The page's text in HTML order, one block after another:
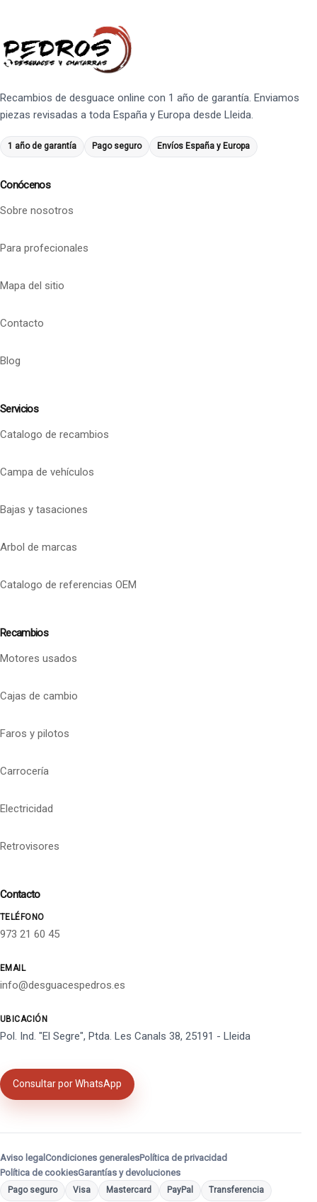
Recambios de desguace online con 1 año de garantía. Enviamos
piezas revisadas a toda España y Europa desde Lleida.
1 año de garantía Pago seguro Envíos España y Europa
Conócenos
Sobre nosotros
Para profecionales
Mapa del sitio
Contacto
Blog
Servicios
Catalogo de recambios
Campa de vehículos
Bajas y tasaciones
Arbol de marcas
Catalogo de referencias OEM
Recambios
Motores usados
Cajas de cambio
Faros y pilotos
Carrocería
Electricidad
Retrovisores
Contacto
TELÉFONO
973 21 60 45
EMAIL
info@desguacespedros.es
UBICACIÓN
Pol. Ind. "El Segre", Ptda. Les Canals 38, 25191 - Lleida
Consultar por WhatsApp
Aviso legalCondiciones generalesPolítica de privacidad
Política de cookiesGarantías y devoluciones
Pago seguro Visa Mastercard PayPal Transferencia